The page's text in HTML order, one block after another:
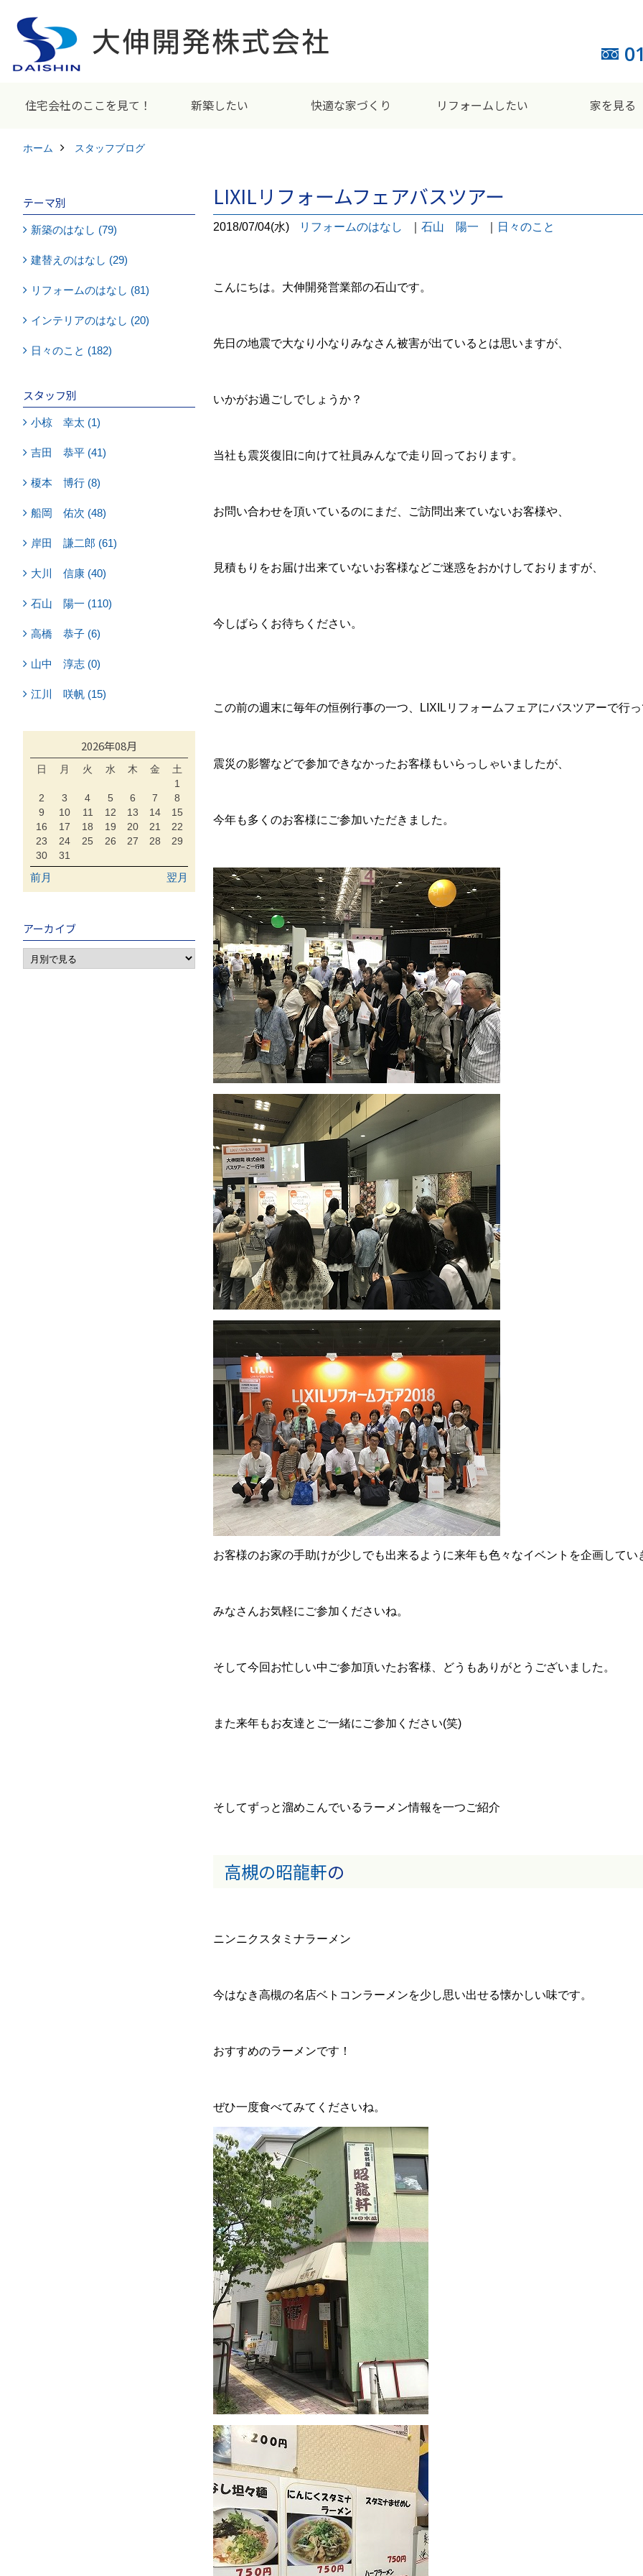
住宅会社のここを見て！ 新築したい 快適な家づくり リフォームしたい 家を見る
ホーム スタッフブログ
LIXILリフォームフェアバスツアー
2018/07/04(水) リフォームのはなし 石山 陽一 日々のこと
こんにちは。大伸開発営業部の石山です。
先日の地震で大なり小なりみなさん被害が出ているとは思いますが、
いかがお過ごしでしょうか？
当社も震災復旧に向けて社員みんなで走り回っております。
お問い合わせを頂いているのにまだ、ご訪問出来ていないお客様や、
見積もりをお届け出来ていないお客様などご迷惑をおかけしておりますが、
今しばらくお待ちください。
この前の週末に毎年の恒例行事の一つ、LIXILリフォームフェアにバスツアーで行っ
震災の影響などで参加できなかったお客様もいらっしゃいましたが、
今年も多くのお客様にご参加いただきました。
お客様のお家の手助けが少しでも出来るように来年も色々なイベントを企画してい
みなさんお気軽にご参加くださいね。
そして今回お忙しい中ご参加頂いたお客様、どうもありがとうございました。
また来年もお友達とご一緒にご参加ください(笑)
そしてずっと溜めこんでいるラーメン情報を一つご紹介
高槻の昭龍軒の
ニンニクスタミナラーメン
今はなき高槻の名店ベトコンラーメンを少し思い出せる懐かしい味です。
おすすめのラーメンです！
ぜひ一度食べてみてくださいね。
テーマ別
新築のはなし (79)
建替えのはなし (29)
リフォームのはなし (81)
インテリアのはなし (20)
日々のこと (182)
スタッフ別
小椋 幸太 (1)
吉田 恭平 (41)
榎本 博行 (8)
船岡 佑次 (48)
岸田 謙二郎 (61)
大川 信康 (40)
石山 陽一 (110)
高橋 恭子 (6)
山中 淳志 (0)
江川 咲帆 (15)
2026年08月
日 月 火 水 木 金
土
1
2
3 4 5 6 7
8
9
10 11 12 13 14
15
16
17 18 19 20 21
22
23
24 25 26 27 28
29
30
31
前月 翌月
アーカイブ